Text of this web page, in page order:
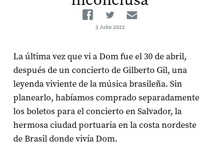
Facebook
Twitter
3 Julio 2022
La última vez que vi a Dom fue el 30 de abril,
después de un concierto de Gilberto Gil, una
leyenda viviente de la música brasileña. Sin
planearlo, habíamos comprado separadamente
los boletos para el concierto en Salvador, la
hermosa ciudad portuaria en la costa nordeste
de Brasil donde vivía Dom.